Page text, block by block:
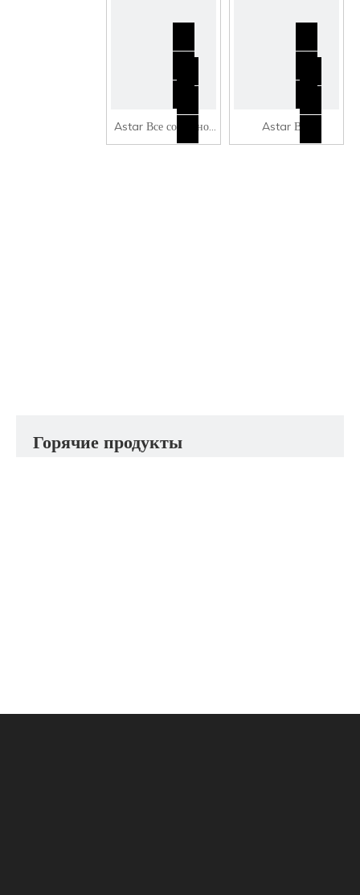
Astar Все составное
суп из нержавеющей
Astar Все
композитное суп из
Горячие продукты